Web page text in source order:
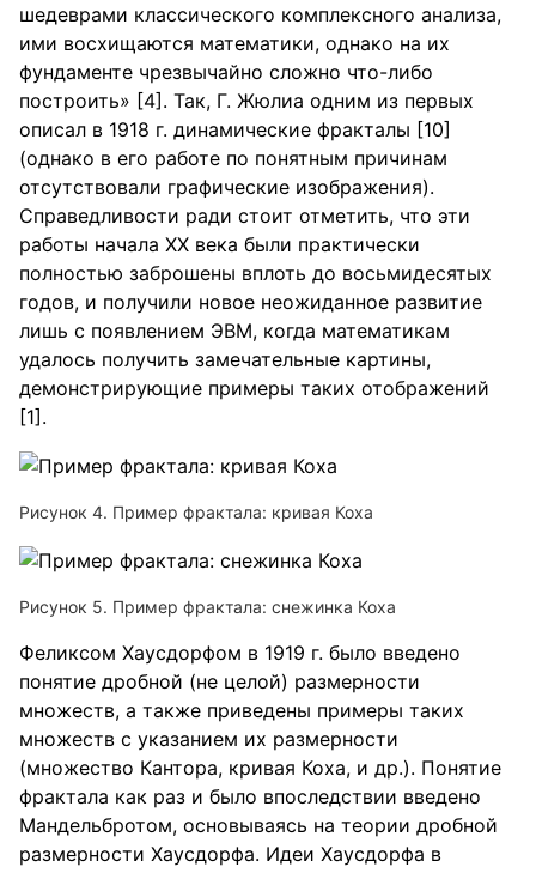
шедеврами классического комплексного анализа,
ими восхищаются математики, однако на их
фундаменте чрезвычайно сложно что-либо
построить» [4]. Так, Г. Жюлиа одним из первых
описал в 1918 г. динамические фракталы [10]
(однако в его работе по понятным причинам
отсутствовали графические изображения).
Справедливости ради стоит отметить, что эти
работы начала XX века были практически
полностью заброшены вплоть до восьмидесятых
годов, и получили новое неожиданное развитие
лишь с появлением ЭВМ, когда математикам
удалось получить замечательные картины,
демонстрирующие примеры таких отображений
[1].
Рисунок 4. Пример фрактала: кривая Коха
Рисунок 5. Пример фрактала: снежинка Коха
Феликсом Хаусдорфом в 1919 г. было введено
понятие дробной (не целой) размерности
множеств, а также приведены примеры таких
множеств с указанием их размерности
(множество Кантора, кривая Коха, и др.). Понятие
фрактала как раз и было впоследствии введено
Мандельбротом, основываясь на теории дробной
размерности Хаусдорфа. Идеи Хаусдорфа в